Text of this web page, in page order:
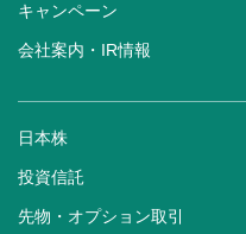
キャンペーン
会社案内・IR情報
日本株
投資信託
先物・オプション取引